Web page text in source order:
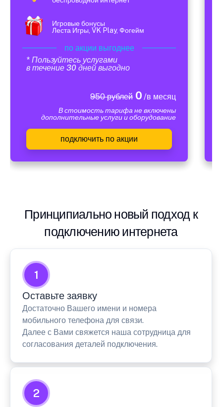
Игровые бонусы
Леста Игры, VK Play, Фогейм
по акции выгоднее
* Пользуйтесь услугами
в течение 30 дней выгодно
950 рублей0 /в месяц
В стоимость тарифа не включены
дополнительные услуги и оборудование
подключить по акции
Принципиально новый подход к
подключению интернета
1
Оставьте заявку
Достаточно Вашего имени и номера
мобильного телефона для связи.
Далее с Вами свяжется наша сотрудница для
согласования деталей подключения.
2